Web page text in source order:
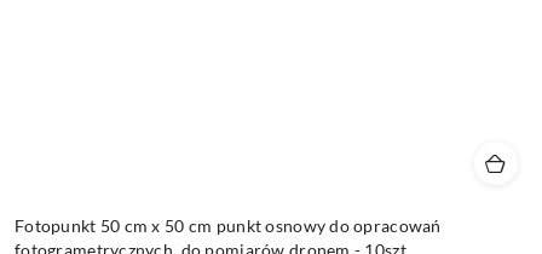
Fotopunkt 50 cm x 50 cm punkt osnowy do opracowań
fotogrametrycznych, do pomiarów dronem - 10szt